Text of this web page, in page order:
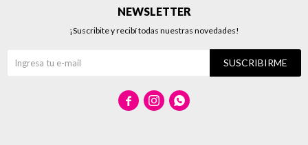
NEWSLETTER
¡Suscribite y recibí todas nuestras novedades!
SUSCRIBIRME
  